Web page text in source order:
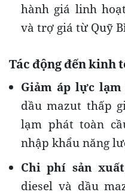
hành giá linh
và trợ giá từ Quỹ
Tác động đến kinh
Giảm áp lực lạm
dầu mazut thấp
lạm phát toàn
nhập khẩu năng
Chi phí sản
diesel và dầu